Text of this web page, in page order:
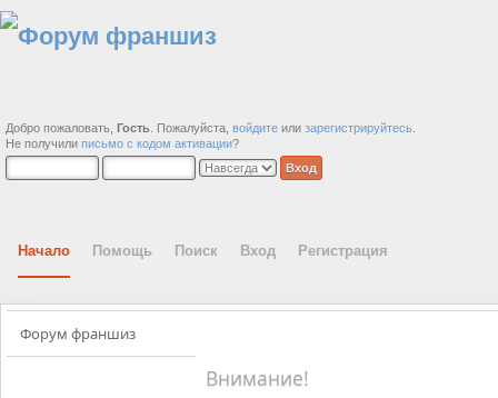
Добро пожаловать, Гость . Пожалуйста, войдите или зарегистрируйтесь
Не получили письмо с кодом активации?
Начало Помощь Поиск Вход Регистрация
Форум франшиз
Внимание!